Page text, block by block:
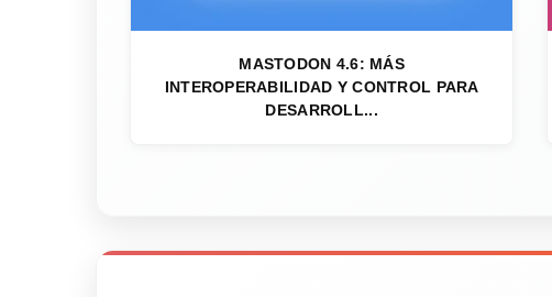
MASTODON 4.6: MÁS
INTEROPERABILIDAD Y CONTROL PARA
DESARROLL...